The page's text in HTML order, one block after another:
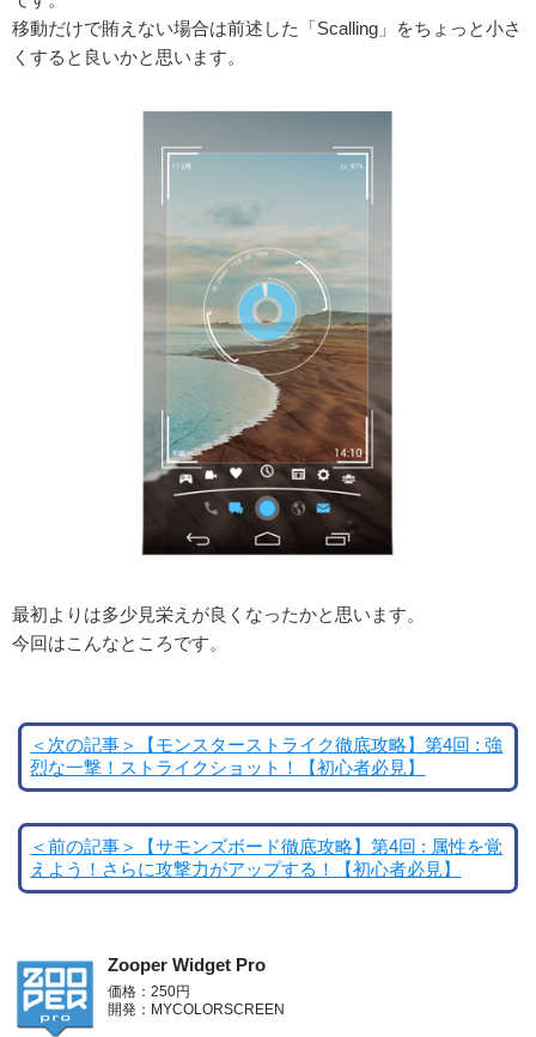
移動だけで賄えない場合は前述した「Scalling」をちょっと小さ
くすると良いかと思います。
最初よりは多少見栄えが良くなったかと思います。
今回はこんなところです。
＜次の記事＞【モンスターストライク徹底攻略】第4回 : 強
烈な一撃！ストライクショット！【初心者必見】
＜前の記事＞【サモンズボード徹底攻略】第4回 : 属性を覚
えよう！さらに攻撃力がアップする！【初心者必見】
Zooper Widget Pro
価格：250円
開発：MYCOLORSCREEN